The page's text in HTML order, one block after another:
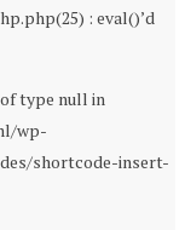
: eval()’d
type null in
wp-
shortcode-insert-